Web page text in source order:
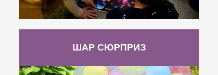
ШАР СЮРПРИЗ